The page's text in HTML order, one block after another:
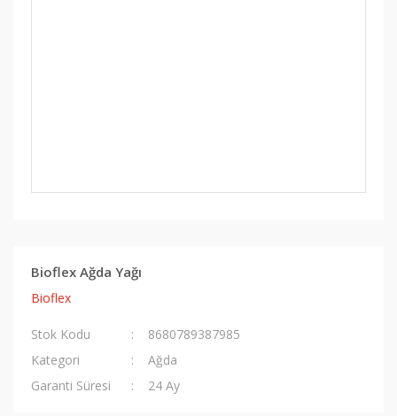
Bioflex Ağda Yağı
Bioflex
Stok Kodu
8680789387985
Kategori
Ağda
Garanti Süresi
24 Ay